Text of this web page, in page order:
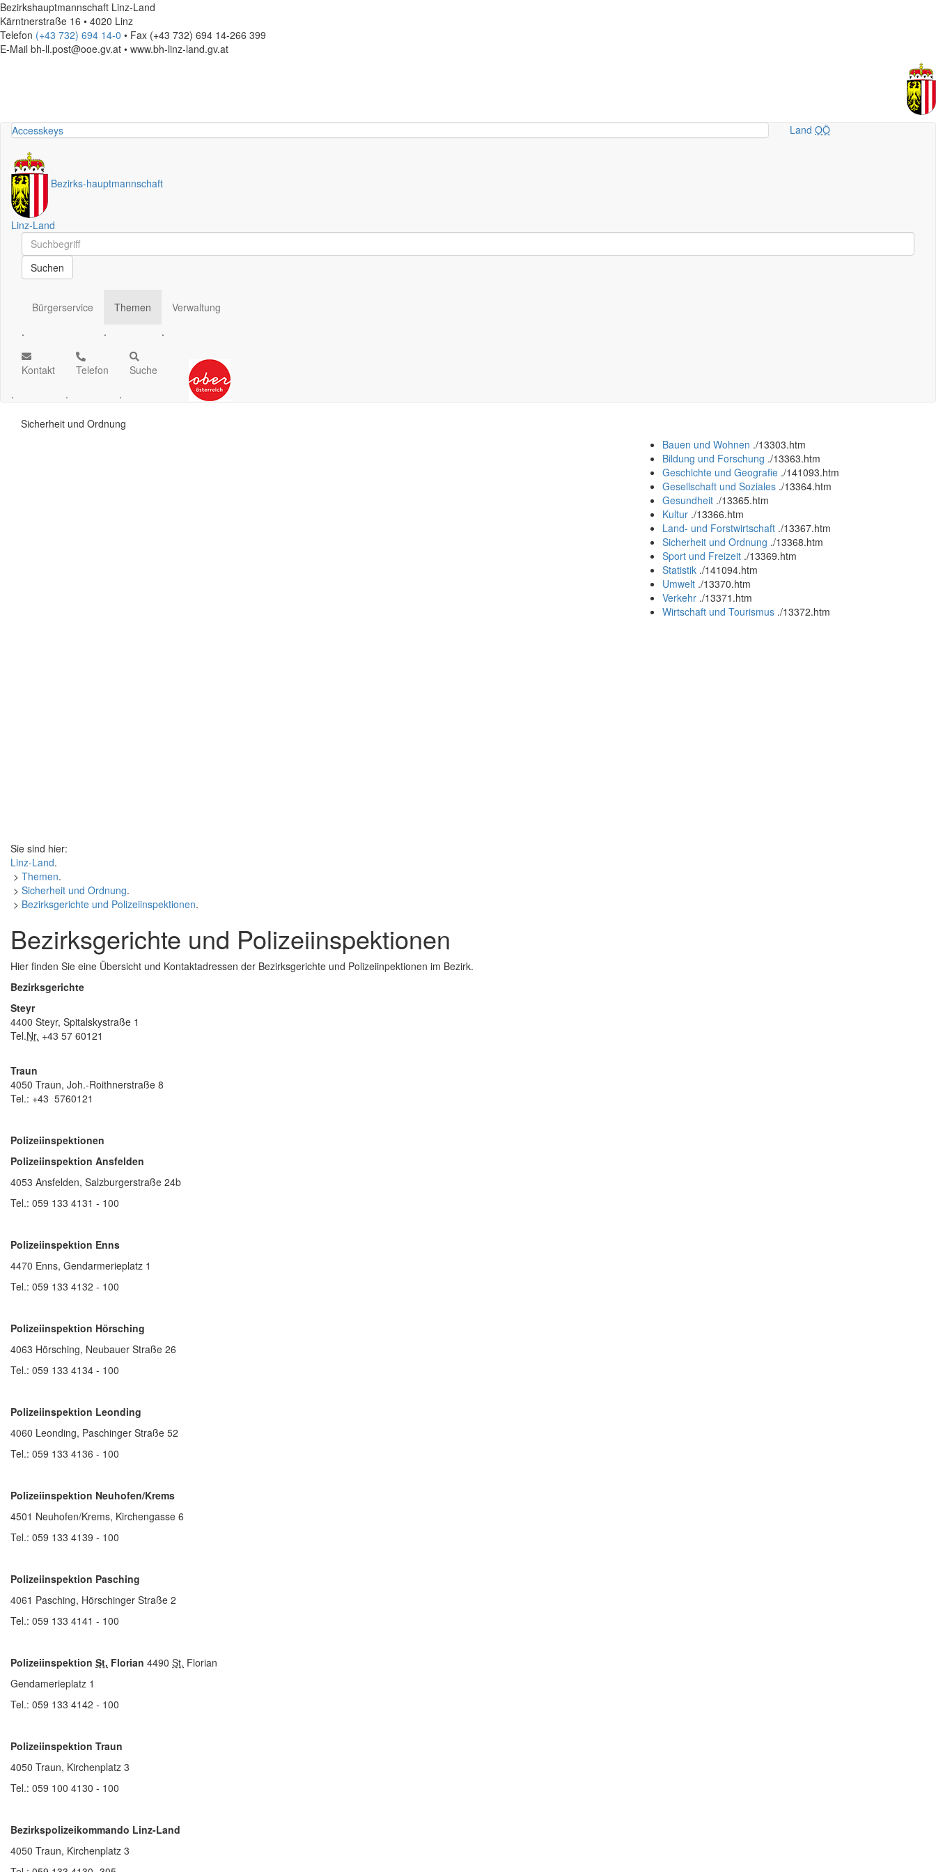
Bezirkshauptmannschaft Linz-Land
Kärntnerstraße 16 • 4020 Linz
Telefon (+43 732) 694 14-0 • Fax (+43 732) 694 14-266 399
E-Mail bh-ll.post@ooe.gv.at • www.bh-linz-land.gv.at
Accesskeys LandOÖ
Bezirks-hauptmannschaft
Linz-Land
Schnellsuche
Schnellsuche
Suchen
Bürgerservice
.
Themen
.
Verwaltung
.
Kontakt
.
Telefon
.
Suche
.
Sicherheit und Ordnung
Bauen und Wohnen ./13303.htm
Bildung und Forschung ./13363.htm
Geschichte und Geografie ./141093.htm
Gesellschaft und Soziales ./13364.htm
Gesundheit ./13365.htm
Kultur ./13366.htm
Land- und Forstwirtschaft ./13367.htm
Sicherheit und Ordnung ./13368.htm
Sport und Freizeit ./13369.htm
Statistik ./141094.htm
Umwelt ./13370.htm
Verkehr ./13371.htm
Wirtschaft und Tourismus ./13372.htm
Sie sind hier:
Linz-Land.
> Themen.
> Sicherheit und Ordnung.
> Bezirksgerichte und Polizeiinspektionen.
Bezirksgerichte und Polizeiinspektionen
Hier finden Sie eine Übersicht und Kontaktadressen der Bezirksgerichte und Polizeiinpektionen im Bezirk.
Bezirksgerichte
Steyr
4400 Steyr, Spitalskystraße 1
Tel.Nr. +43 57 60121
Traun
4050 Traun, Joh.-Roithnerstraße 8
Tel.: +43 5760121
Polizeiinspektionen
Polizeiinspektion Ansfelden
4053 Ansfelden, Salzburgerstraße 24b
Tel.: 059 133 4131 - 100
Polizeiinspektion Enns
4470 Enns, Gendarmerieplatz 1
Tel.: 059 133 4132 - 100
Polizeiinspektion Hörsching
4063 Hörsching, Neubauer Straße 26
Tel.: 059 133 4134 - 100
Polizeiinspektion Leonding
4060 Leonding, Paschinger Straße 52
Tel.: 059 133 4136 - 100
Polizeiinspektion Neuhofen/Krems
4501 Neuhofen/Krems, Kirchengasse 6
Tel.: 059 133 4139 - 100
Polizeiinspektion Pasching
4061 Pasching, Hörschinger Straße 2
Tel.: 059 133 4141 - 100
Polizeiinspektion St. Florian 4490 St. Florian
Gendamerieplatz 1
Tel.: 059 133 4142 - 100
Polizeiinspektion Traun
4050 Traun, Kirchenplatz 3
Tel.: 059 100 4130 - 100
Bezirkspolizeikommando Linz-Land
4050 Traun, Kirchenplatz 3